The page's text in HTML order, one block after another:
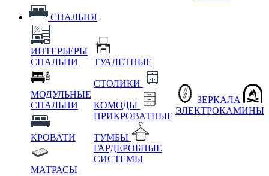
СПАЛЬНЯ
ИНТЕРЬЕРЫ
СПАЛЬНИ
МОДУЛЬНЫЕ
СПАЛЬНИ
КРОВАТИ
МАТРАСЫ
ТУАЛЕТНЫЕ
СТОЛИКИ
КОМОДЫ
ПРИКРОВАТНЫЕ
ТУМБЫ
ГАРДЕРОБНЫЕ
СИСТЕМЫ
ЗЕРКАЛА
ЭЛЕКТРОКАМИНЫ